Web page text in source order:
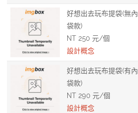
好想出去玩布提袋(無內
袋款)
NT 250 元/個
設計概念
好想出去玩布提袋(有內
袋款)
NT 290 元/個
設計概念